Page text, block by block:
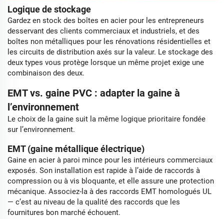
Logique de stockage
Gardez en stock des boîtes en acier pour les entrepreneurs
desservant des clients commerciaux et industriels, et des
boîtes non métalliques pour les rénovations résidentielles et
les circuits de distribution axés sur la valeur. Le stockage des
deux types vous protège lorsque un même projet exige une
combinaison des deux.
EMT vs. gaine PVC : adapter la gaine à
l’environnement
Le choix de la gaine suit la même logique prioritaire fondée
sur l’environnement.
EMT (gaine métallique électrique)
Gaine en acier à paroi mince pour les intérieurs commerciaux
exposés. Son installation est rapide à l’aide de raccords à
compression ou à vis bloquante, et elle assure une protection
mécanique. Associez-la à des raccords EMT homologués UL
— c’est au niveau de la qualité des raccords que les
fournitures bon marché échouent.